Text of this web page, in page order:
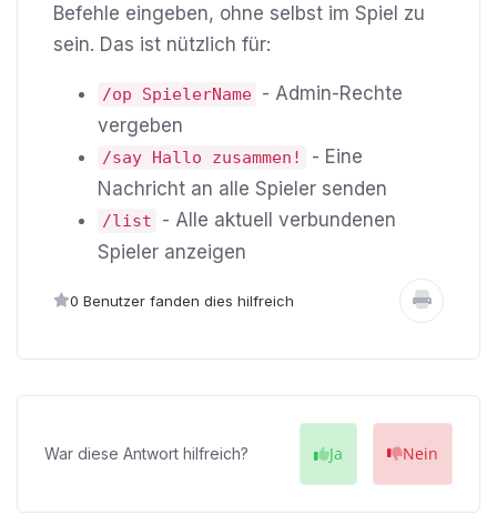
Befehle eingeben, ohne selbst im Spiel zu
sein. Das ist nützlich für:
/op SpielerName - Admin-Rechte
vergeben
/say Hallo zusammen!
- Eine
Nachricht an alle Spieler senden
/list
- Alle aktuell verbundenen
Spieler anzeigen
0 Benutzer fanden dies hilfreich
War diese Antwort hilfreich? Ja Nein